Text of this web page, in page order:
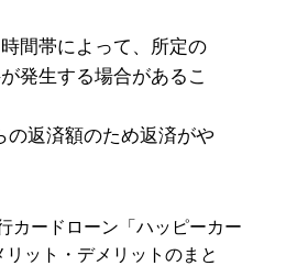
間帯によって、所定の
発生する場合があるこ
の返済額のため返済がや
カードローン「ハッピーカー
リット・デメリットのまと